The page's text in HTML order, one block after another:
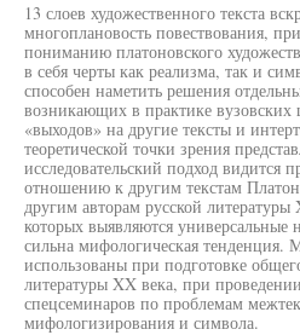
13 слоев художественного текста
многоплановость повествования,
пониманию платоновского
в себя черты как реализма, так и
способен наметить решения
возникающих в практике вузовских
«выходов» на другие тексты и
теоретической точки зрения
исследовательский подход видится
отношению к другим текстам
другим авторам русской литературы
которых выявляются универсальные
сильна мифологическая тенденция.
использованы при подготовке
литературы XX века, при
спецсеминаров по проблемам
мифологизирования и символа.